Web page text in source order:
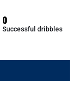
0
Successful dribbles